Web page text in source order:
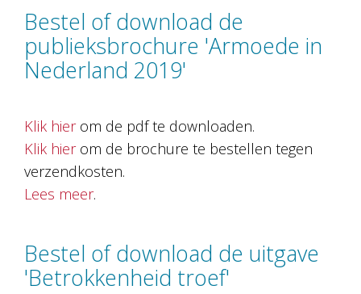
Bestel of download de
publieksbrochure 'Armoede in
Nederland 2019'
Klik hierom de pdf te downloaden.
Klik hierom de brochure te bestellen tegen
verzendkosten.
Lees meer.
Bestel of download de uitgave
'Betrokkenheid troef'